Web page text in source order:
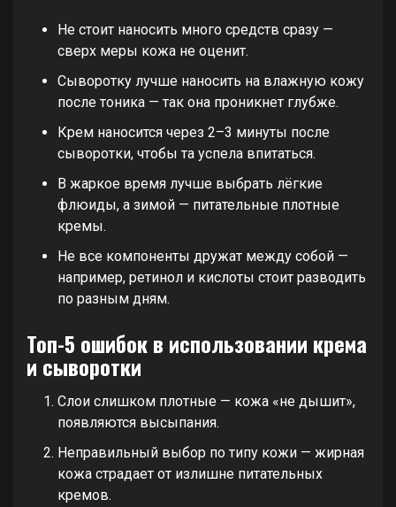
Не стоит наносить много средств сразу —
сверх меры кожа не оценит.
Сыворотку лучше наносить на влажную кожу
после тоника — так она проникнет глубже.
Крем наносится через 2–3 минуты после
сыворотки, чтобы та успела впитаться.
В жаркое время лучше выбрать лёгкие
флюиды, а зимой — питательные плотные
кремы.
Не все компоненты дружат между собой —
например, ретинол и кислоты стоит разводить
по разным дням.
Топ-5 ошибок в использовании крема
и сыворотки
Слои слишком плотные — кожа «не дышит»,
появляются высыпания.
Неправильный выбор по типу кожи — жирная
кожа страдает от излишне питательных
кремов.